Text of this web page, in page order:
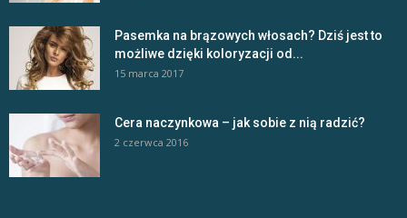
Pasemka na brązowych włosach? Dziś jest to
możliwe dzięki koloryzacji od...
15 marca 2017
Cera naczynkowa – jak sobie z nią radzić?
2 czerwca 2016